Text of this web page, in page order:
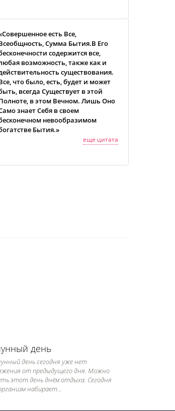
есть Все,
Сумма Бытия.В Его
содержится все,
возможность, также как и
существования.
что было, есть, будет и может
всегда Существует в этой
в этом Вечном. Лишь Оно
знает Себя в своем
невообразимом
Бытия.»
еще цитата
день
день сегодня уже нет
от предыдущего дня. Можно
этот день днём отдыха. Сегодня
набирает...